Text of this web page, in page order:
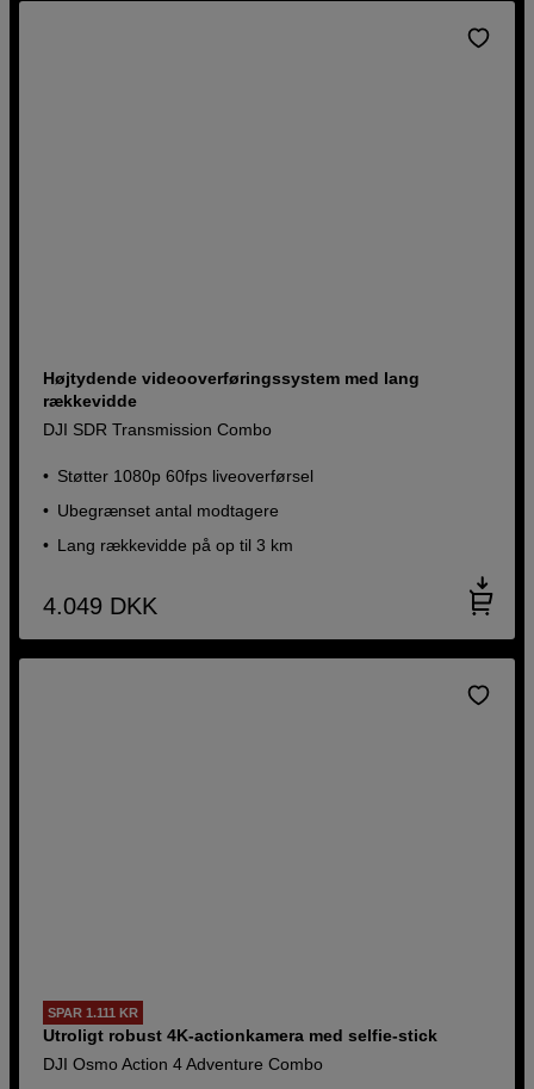
Højtydende videooverføringssystem med lang
rækkevidde
DJI SDR Transmission Combo
Støtter 1080p 60fps liveoverførsel
Ubegrænset antal modtagere
Lang rækkevidde på op til 3 km
4.049 DKK
SPAR 1.111 KR
Utroligt robust 4K-actionkamera med selfie-stick
DJI Osmo Action 4 Adventure Combo